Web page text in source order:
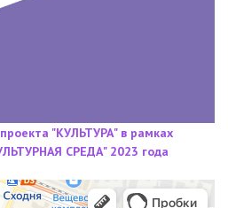
"КУЛЬТУРА" в рамках
СРЕДА" 2023 года